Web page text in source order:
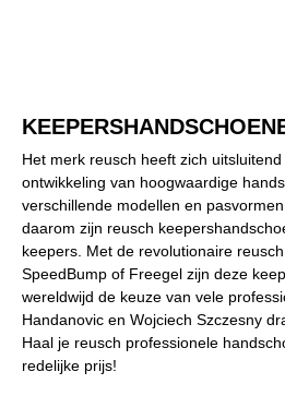
Het merk reusch heeft zich
ontwikkeling van hoogwaardige
verschillende modellen en
daarom zijn reusch
keepers. Met de revolutionaire
SpeedBump of Freegel zijn deze
wereldwijd de keuze van vele
Handanovic en Wojciech Szczesny
Haal je reusch professionele
redelijke prijs!